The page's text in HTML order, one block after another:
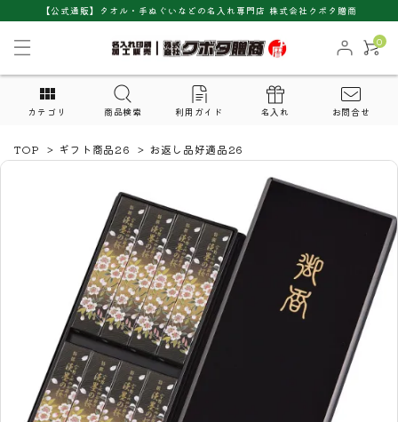
【公式通販】タオル・手ぬぐいなどの名入れ専門店 株式会社クボタ贈商
0
カテゴリ 商品検索 利用ガイド 名入れ お問合せ
TOP > ギフト商品26 > お返し品好適品26